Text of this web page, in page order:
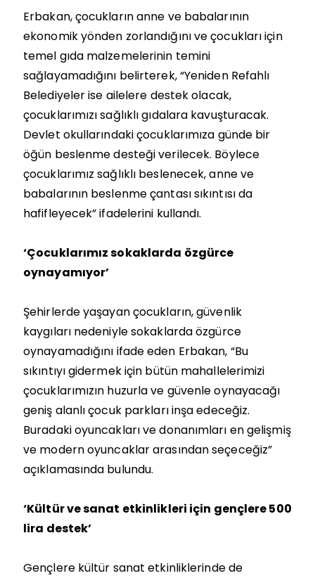
Erbakan, çocukların anne ve babalarının
ekonomik yönden zorlandığını ve çocukları için
temel gıda malzemelerinin temini
sağlayamadığını belirterek, “Yeniden Refahlı
Belediyeler ise ailelere destek olacak,
çocuklarımızı sağlıklı gıdalara kavuşturacak.
Devlet okullarındaki çocuklarımıza günde bir
öğün beslenme desteği verilecek. Böylece
çocuklarımız sağlıklı beslenecek, anne ve
babalarının beslenme çantası sıkıntısı da
hafifleyecek” ifadelerini kullandı.
‘Çocuklarımız sokaklarda özgürce
oynayamıyor’
Şehirlerde yaşayan çocukların, güvenlik
kaygıları nedeniyle sokaklarda özgürce
oynayamadığını ifade eden Erbakan, “Bu
sıkıntıyı gidermek için bütün mahallelerimizi
çocuklarımızın huzurla ve güvenle oynayacağı
geniş alanlı çocuk parkları inşa edeceğiz.
Buradaki oyuncakları ve donanımları en gelişmiş
ve modern oyuncaklar arasından seçeceğiz”
açıklamasında bulundu.
‘Kültür ve sanat etkinlikleri için gençlere 500
lira destek’
Gençlere kültür sanat etkinliklerinde de